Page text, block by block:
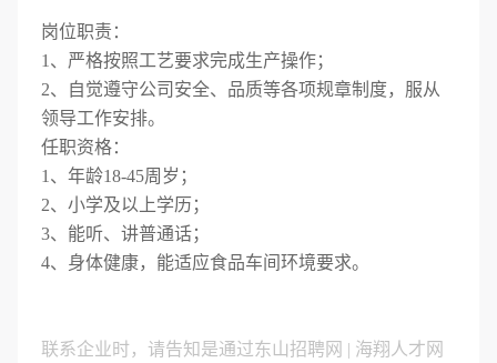
岗位职责：
1、严格按照工艺要求完成生产操作；
2、自觉遵守公司安全、品质等各项规章制度，服从
领导工作安排。
任职资格：
1、年龄18-45周岁；
2、小学及以上学历；
3、能听、讲普通话；
4、身体健康，能适应食品车间环境要求。
联系企业时，请告知是通过东山招聘网 | 海翔人才网